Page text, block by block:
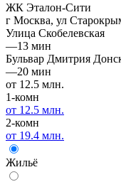
ЖК Эталон-Сити
г Москва, ул
Улица Скобелевская
—13 мин
Бульвар Дмитрия
—20 мин
от 12.5 млн.
1-комн
от 12.5 млн.
2-комн
от 19.4 млн.
Жильё